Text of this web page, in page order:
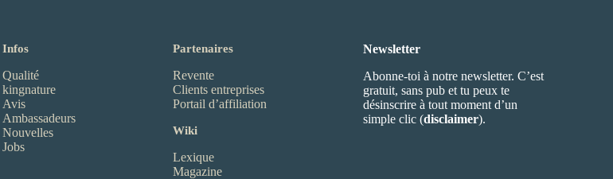
Infos
Qualité
kingnature
Avis
Ambassadeurs
Nouvelles
Jobs
Partenaires
Revente
Clients entreprises
Portail d’affiliation
Wiki
Lexique
Magazine
Newsletter
Abonne-toi à notre newsletter. C’est
gratuit, sans pub et tu peux te
désinscrire à tout moment d’un
simple clic (disclaimer).